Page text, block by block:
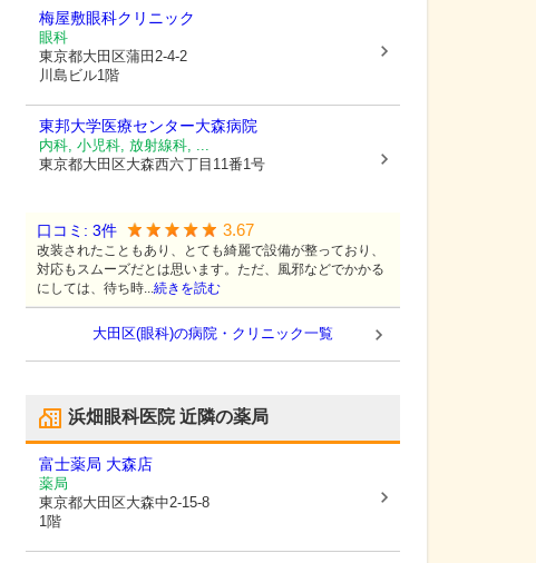
梅屋敷眼科クリニック
眼科
東京都大田区蒲田2-4-2
川島ビル1階
東邦大学医療センター大森病院
内科, 小児科, 放射線科, ...
東京都大田区大森西六丁目11番1号
口コミ: 3件 3.67
改装されたこともあり、とても綺麗で設備が整っており、
対応もスムーズだとは思います。ただ、風邪などでかかる
にしては、待ち時...続きを読む
大田区(眼科)の病院・クリニック一覧
浜畑眼科医院近隣の薬局
富士薬局 大森店
薬局
東京都大田区大森中2-15-8
1階